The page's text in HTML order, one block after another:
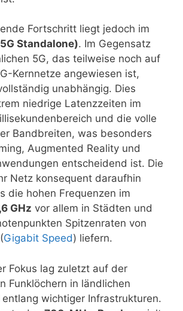
Fortschritt liegt jedoch im
Standalone). Im Gegensatz
5G, das teilweise noch auf
Kernnetze angewiesen ist,
unabhängig. Dies
niedrige Latenzzeiten im
und die volle
Bandbreiten, was besonders
Augmented Reality und
entscheidend ist. Die
Netz konsequent daraufhin
die hohen Frequenzen im
GHz vor allem in Städten und
Spitzenraten von
(Gigabit Speed) liefern.
Fokus lag zuletzt auf der
Funklöchern in ländlichen
entlang wichtiger Infrastrukturen.